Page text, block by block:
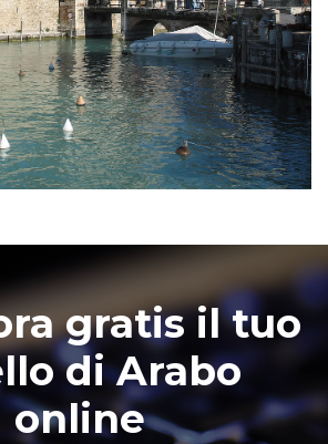
gratis il tuo
di Arabo
online